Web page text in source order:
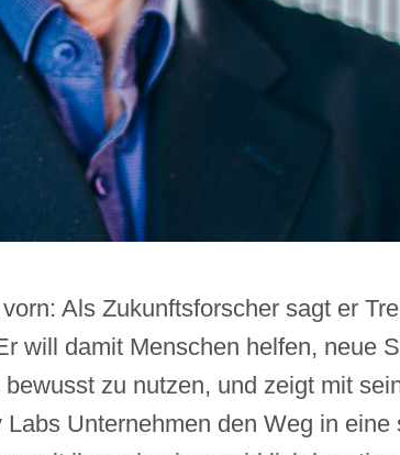
Als Zukunftsforscher sagt er
will damit Menschen helfen, neue
zu nutzen, und zeigt mit
Unternehmen den Weg in eine